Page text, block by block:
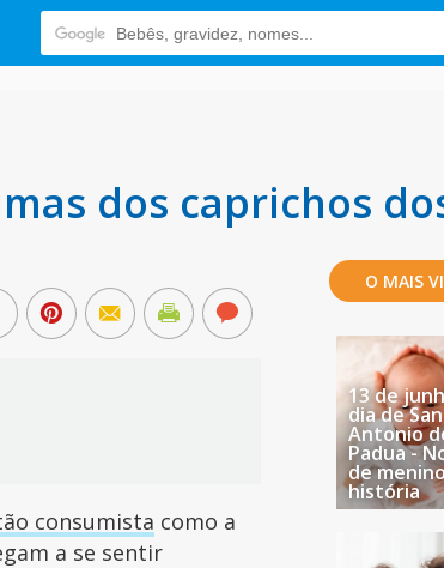
dos caprichos
consumista como a
a se sentir
O MAIS
13 de
dia de San
Antonio
Padua -
de
história